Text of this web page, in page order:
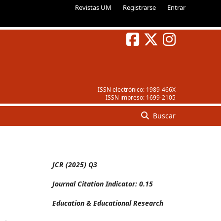
Revistas UM Registrarse Entrar
ISSN electrónico: 1989-466X
ISSN impreso: 1699-2105
Buscar
JCR (2025) Q3
Journal Citation Indicator: 0.15
Education & Educational Research